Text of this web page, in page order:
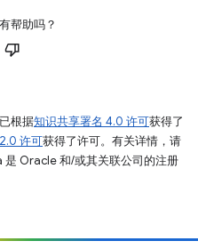
帮助吗？
根据知识共享署名 4.0 许可获得了
许可获得了许可。有关详情，请
是 Oracle 和/或其关联公司的注册